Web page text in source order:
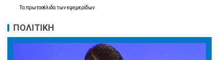
Ταπρωτοσέλιδατωνεφημερίδων
ΠΟΛΙΤΙΚΗ